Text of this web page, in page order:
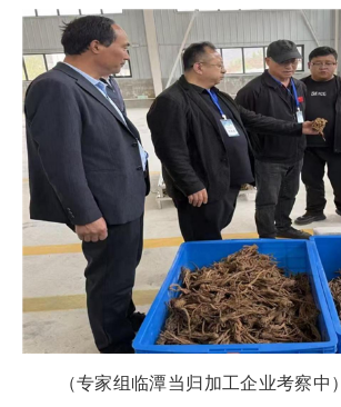
（专家组临潭当归加工企业考察中）